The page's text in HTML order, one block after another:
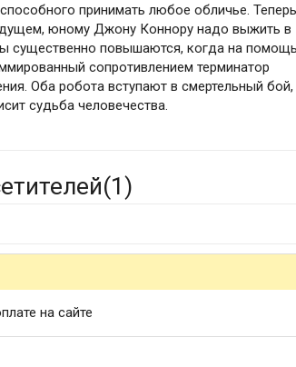
принимать любое обличье.
юному Джону Коннору надо выжить в
существенно повышаются, когда на помощь
сопротивлением терминатор
Оба робота вступают в смертельный бой,
судьба человечества.
1)
на сайте